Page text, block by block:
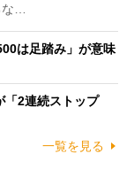
…
は足踏み」が意味
「2連続ストップ
一覧を見る